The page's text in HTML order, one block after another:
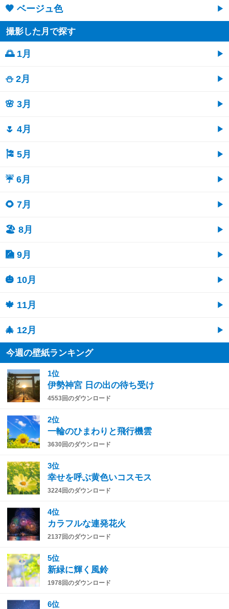
🤎 ベージュ色
撮影した月で探す
🌅 1月
⛄ 2月
🌸 3月
🌷 4月
🎏 5月
☔ 6月
🌻 7月
🏖 8月
🎑 9月
🎃 10月
🍁 11月
🎄 12月
今週の壁紙ランキング
1位
伊勢神宮 日の出の待ち受け
4553回のダウンロード
2位
一輪のひまわりと飛行機雲
3630回のダウンロード
3位
幸せを呼ぶ黄色いコスモス
3224回のダウンロード
4位
カラフルな連発花火
2137回のダウンロード
5位
新緑に輝く風鈴
1978回のダウンロード
6位